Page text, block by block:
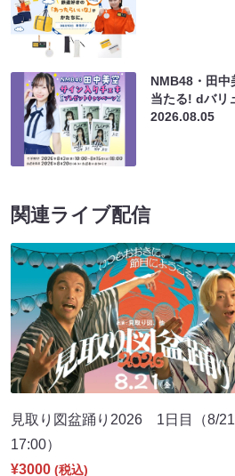
NMB48・田中
当たる! dバリ
2026.08.05
関連ライブ配信
見取り図盆踊り2026 1日目（8/
17:00）
¥3000 (税込)